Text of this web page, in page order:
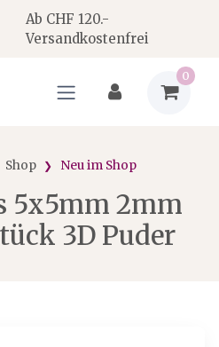
Ab CHF 120.-
Versandkostenfrei
0
Shop Neu im Shop
5x5mm 2mm
3D Puder